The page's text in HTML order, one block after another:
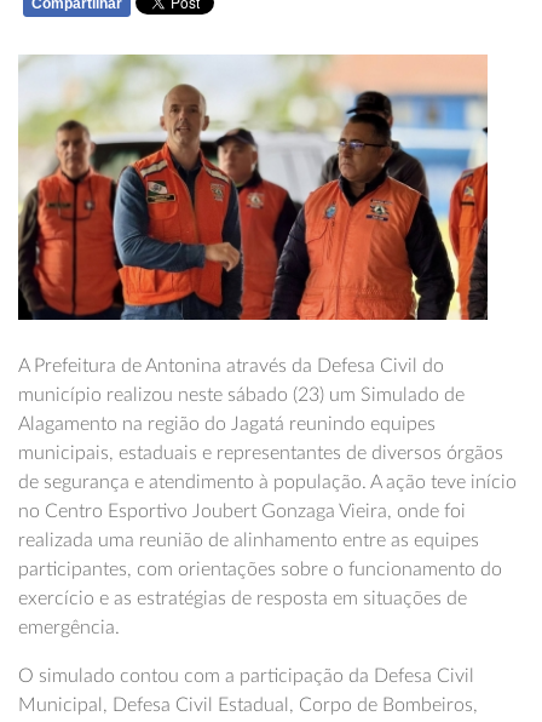
Compartilhar
A Prefeitura de Antonina através da Defesa Civil do
município realizou neste sábado (23) um Simulado de
Alagamento na região do Jagatá reunindo equipes
municipais, estaduais e representantes de diversos órgãos
de segurança e atendimento à população. A ação teve início
no Centro Esportivo Joubert Gonzaga Vieira, onde foi
realizada uma reunião de alinhamento entre as equipes
participantes, com orientações sobre o funcionamento do
exercício e as estratégias de resposta em situações de
emergência.
O simulado contou com a participação da Defesa Civil
Municipal, Defesa Civil Estadual, Corpo de Bombeiros,